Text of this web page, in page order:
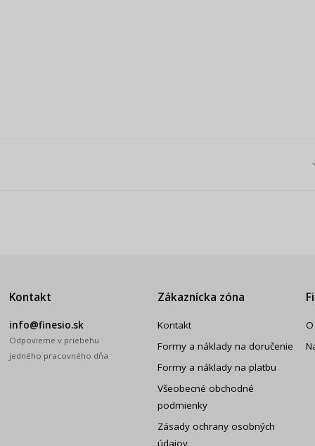
Kontakt
info@finesio.sk
Odpovieme v priebehu
jedného pracovného dňa
Zákaznícka zóna
Kontakt
Formy a náklady na doručenie
Formy a náklady na platbu
Všeobecné obchodné
podmienky
Zásady ochrany osobných
údajov